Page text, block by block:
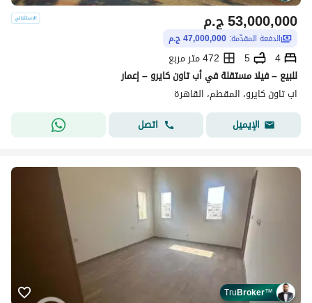
ج.م53,000,000
الدفعة المقدّمة: 47,000,000 ج.م
4
5
472 متر مربع
للبيع – فيلا مستقلة في أب تاون كايرو – إعمار
اب تاون كايرو، المقطم، القاهرة
الإيميل
اتصل
TruBroker™